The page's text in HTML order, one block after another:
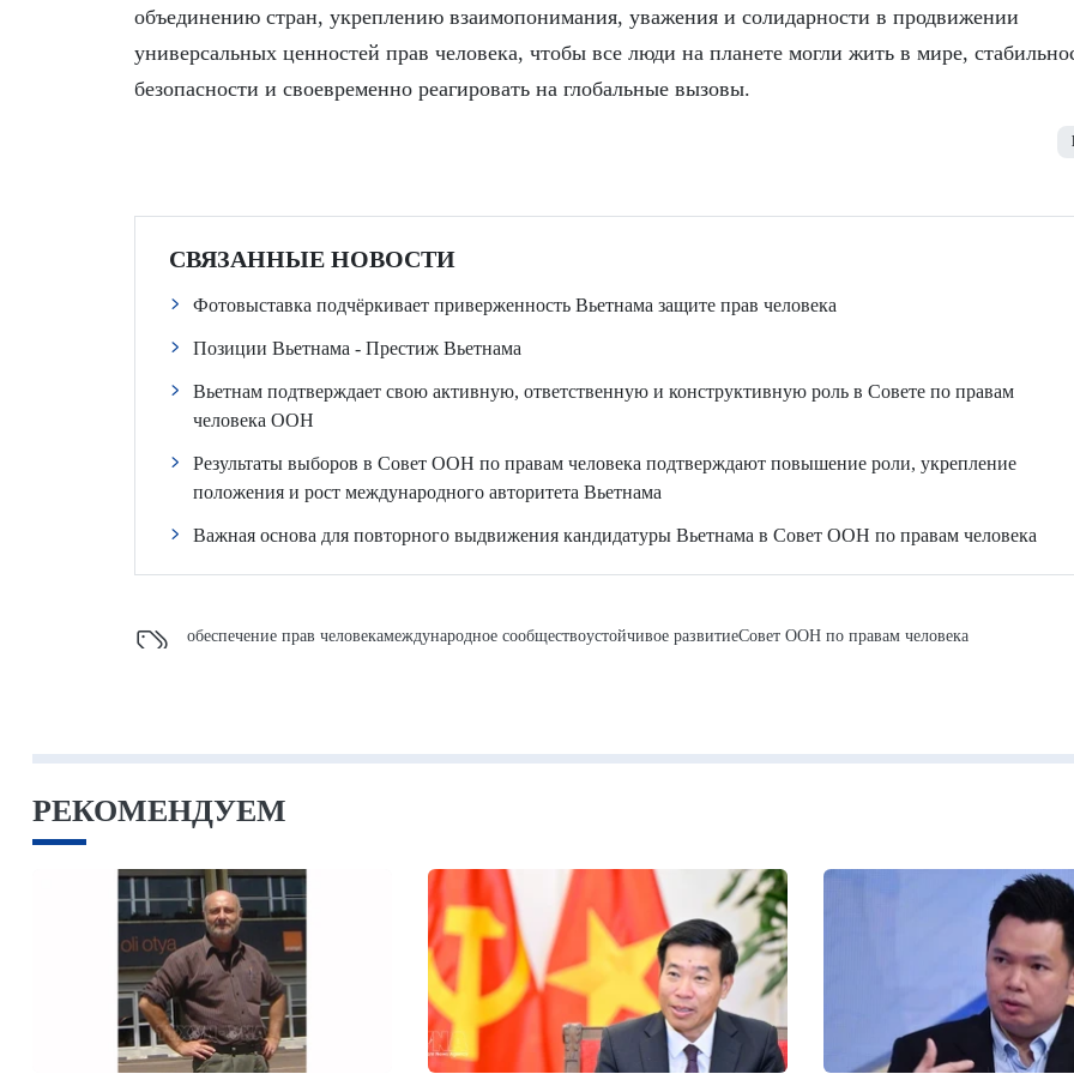
объединению стран, укреплению взаимопонимания, уважения и солидарности в продвижении
универсальных ценностей прав человека, чтобы все люди на планете могли жить в мире,
безопасности и своевременно реагировать на глобальные вызовы.
СВЯЗАННЫЕ НОВОСТИ
Фотовыставка подчёркивает приверженность Вьетнама защите прав человека
Позиции Вьетнама - Престиж Вьетнама
Вьетнам подтверждает свою активную, ответственную и конструктивную роль в Совете по правам
человека ООН
Результаты выборов в Совет ООН по правам человека подтверждают повышение роли, укрепление
положения и рост международного авторитета Вьетнама
Важная основа для повторного выдвижения кандидатуры Вьетнама в Совет ООН по правам человека
обеспечение прав человекамеждународное сообществоустойчивое развитиеСовет ООН по правам человека
РЕКОМЕНДУЕМ